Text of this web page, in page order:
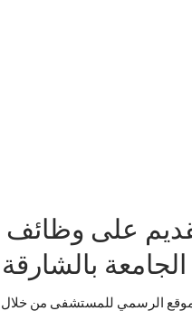
على وظائف
بالشارقة
الرسمي للمستشفى من